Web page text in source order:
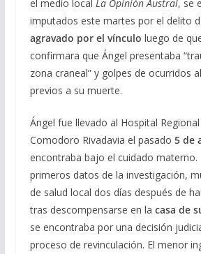
el medio local La Opinión Austral, se
imputados este martes por el delito
agravado por el vínculo luego de
confirmara que Ángel presentaba
zona craneal” y golpes de ocurridos
previos a su muerte.
Ángel fue llevado al Hospital
Comodoro Rivadavia el pasado 5 de
encontraba bajo el cuidado materno.
primeros datos de la investigación,
de salud local dos días después de
tras descompensarse en la casa de
se encontraba por una decisión
proceso de revinculación. El menor